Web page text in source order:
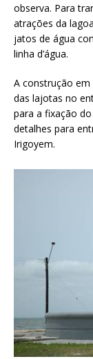
observa. Para
atrações da
jatos de água
linha d’água.
A construção
das lajotas no
para a fixação
detalhes para
Irigoyem.